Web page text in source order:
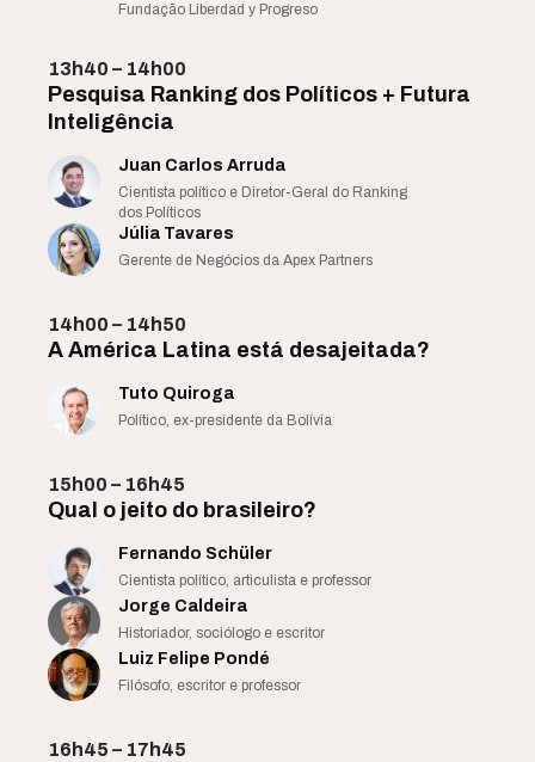
Fundação Liberdad y Progreso
13h40 – 14h00
Pesquisa Ranking dos Políticos + Futura
Inteligência
Juan Carlos Arruda
Cientista político e Diretor-Geral do Ranking
dos Políticos
Júlia Tavares
Gerente de Negócios da Apex Partners
14h00 – 14h50
A América Latina está desajeitada?
Tuto Quiroga
Político, ex-presidente da Bolívia
15h00 – 16h45
Qual o jeito do brasileiro?
Fernando Schüler
Cientista político, articulista e professor
Jorge Caldeira
Historiador, sociólogo e escritor
Luiz Felipe Pondé
Filósofo, escritor e professor
16h45 – 17h45